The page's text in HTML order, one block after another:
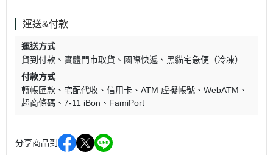
運送&付款
運送方式
貨到付款
實體門市取貨 國際快遞
黑貓宅急便（冷凍）
付款方式
轉帳匯款
宅配代收 信用卡 ATM 虛擬帳號
WebATM
超商條碼
7-11 iBon FamiPort
分享商品到